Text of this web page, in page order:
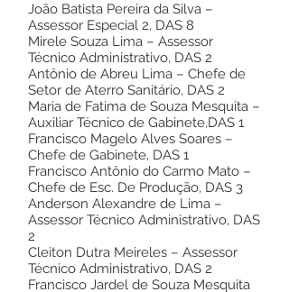
João Batista Pereira da Silva –
Assessor Especial 2, DAS 8
Mirele Souza Lima – Assessor
Técnico Administrativo, DAS 2
Antônio de Abreu Lima – Chefe de
Setor de Aterro Sanitário, DAS 2
Maria de Fatima de Souza Mesquita –
Auxiliar Técnico de Gabinete,DAS 1
Francisco Magelo Alves Soares –
Chefe de Gabinete, DAS 1
Francisco Antônio do Carmo Mato –
Chefe de Esc. De Produção, DAS 3
Anderson Alexandre de Lima –
Assessor Técnico Administrativo, DAS
2
Cleiton Dutra Meireles – Assessor
Técnico Administrativo, DAS 2
Francisco Jardel de Souza Mesquita